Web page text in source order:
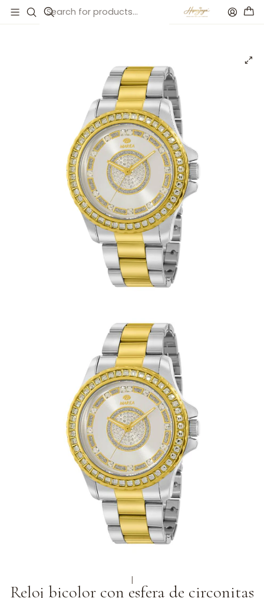
Inicio Catálogo Reloj bicolor con esfera de circonitas
|
Reloj bicolor con esfera de circonitas